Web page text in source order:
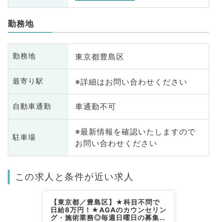
勤務地
勤務地 東京都豊島区
最寄り駅 ※詳細はお問い合わせください
自動車通勤 車通勤不可
駐車場
※最新情報を確認いたしますので
お問い合わせください
この求人と条件が近い求人
【東京都／豊島区】★科目不問で
日給8万円！★AGAのカウンセリン
グ・施術業務◎毎週日曜日の募集◎